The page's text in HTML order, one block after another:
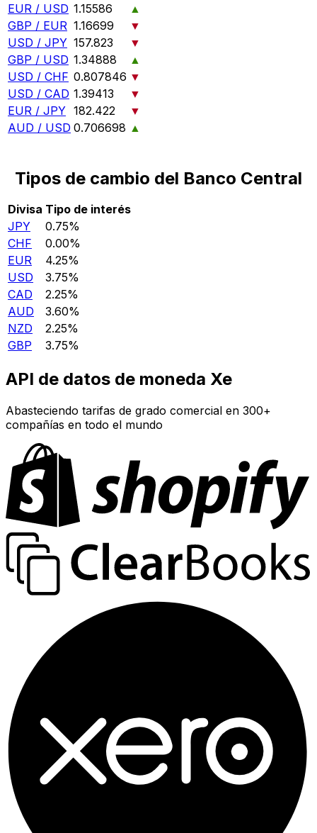
EUR / USD 1.15586
▲
GBP / EUR 1.16699
▼
USD / JPY 157.823
▼
GBP / USD 1.34888
▲
USD / CHF 0.807846 ▼
USD / CAD 1.39413
▼
EUR / JPY 182.422
▼
AUD / USD 0.706698 ▲
Tipos de cambio del Banco Central
Divisa Tipo de interés
JPY
0.75%
CHF
0.00%
EUR
4.25%
USD
3.75%
CAD
2.25%
AUD
3.60%
NZD
2.25%
GBP
3.75%
API de datos de moneda Xe
Abasteciendo tarifas de grado comercial en 300+
compañías en todo el mundo